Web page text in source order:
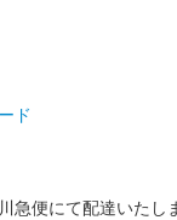
ド
急便にて配達いたし